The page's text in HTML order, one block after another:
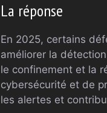
La réponse
En 2025, certains
améliorer la
le confinement et la
cybersécurité et de
les alertes et